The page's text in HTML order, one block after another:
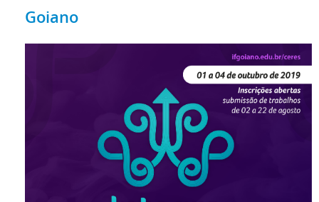
Goiano